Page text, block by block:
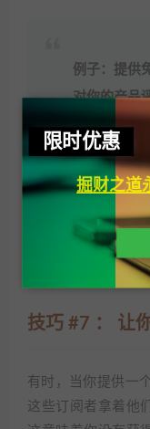
例子：提供
对你的产品
只推广好的
提供真正能
(这不会在
更多的钱）。
技巧 #7 ： 让
有时，当你提供一
这些订阅者拿着他
限时优惠
掘财之道